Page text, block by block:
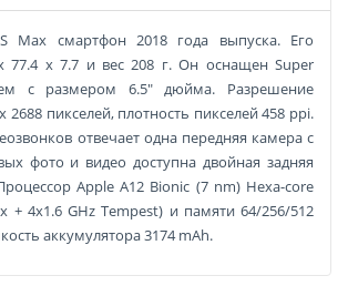
Max смартфон 2018 года выпуска. Его
77.4 x 7.7 и вес 208 г. Он оснащен Super
с размером 6.5" дюйма. Разрешение
2688 пикселей, плотность пикселей 458 ppi.
отвечает одна передняя камера с
фото и видео доступна двойная задняя
Apple A12 Bionic (7 nm) Hexa-core
+ 4x1.6 GHz Tempest) и памяти 64/256/512
аккумулятора 3174 mAh.